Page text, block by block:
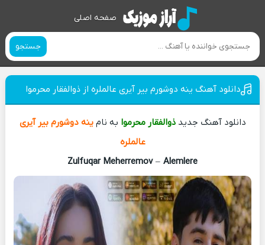
صفحه اصلی
جستجو
دانلود آهنگ ینه دوشورم بیر آیری عالملره از ذوالفقار محرموا
دانلود آهنگ جدیدذوالفقار محرموا به نامینه دوشورم بیر آیری
عالملره
Zulfuqar Meherremov – Alemlere